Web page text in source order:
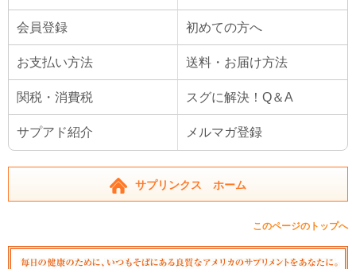
会員登録 初めての方へ
お支払い方法 送料・お届け方法
関税・消費税 スグに解決！Q＆A
サプアド紹介 メルマガ登録
サプリンクス ホーム
このページのトップへ